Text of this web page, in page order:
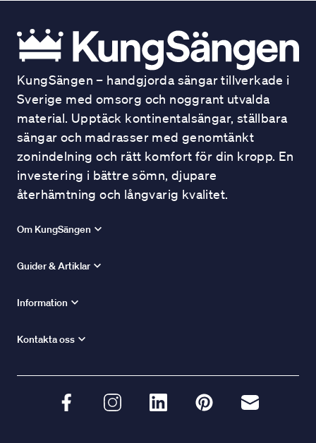
KungSängen – handgjorda sängar tillverkade i
Sverige med omsorg och noggrant utvalda
material. Upptäck kontinentalsängar, ställbara
sängar och madrasser med genomtänkt
zonindelning och rätt komfort för din kropp. En
investering i bättre sömn, djupare
återhämtning och långvarig kvalitet.
Om KungSängen
Guider & Artiklar
Information
Kontakta oss